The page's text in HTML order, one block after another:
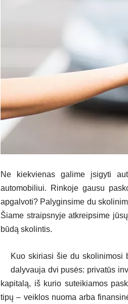
Ne kiekvienas galime įsigyti
automobiliui. Rinkoje gausu
apgalvoti? Palyginsime du
Šiame straipsnyje atkreipsime
būdą skolintis.
Kuo skiriasi šie du skolinimosi
dalyvauja dvi pusės: privatūs
kapitalą, iš kurio suteikiamos
tipų – veiklos nuoma arba